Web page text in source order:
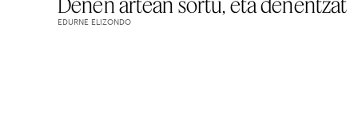
EDURNE ELIZONDO